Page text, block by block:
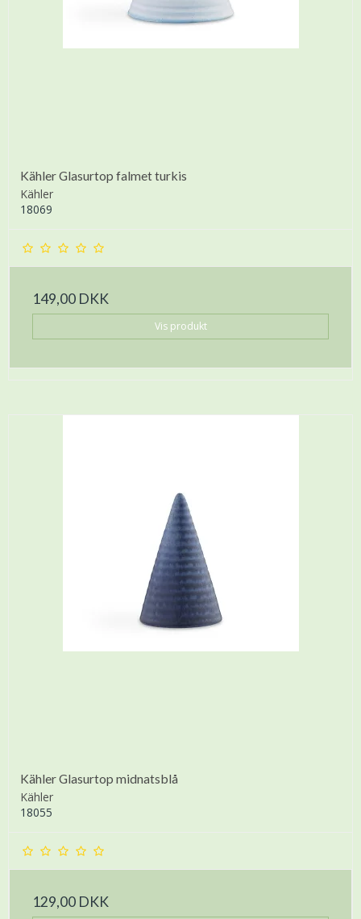
Kähler Glasurtop falmet turkis
Kähler
18069
149,00 DKK
Vis produkt
Kähler Glasurtop midnatsblå
Kähler
18055
129,00 DKK